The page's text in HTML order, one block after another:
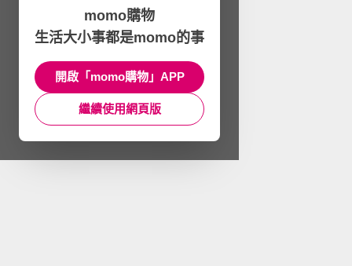
momo購物
生活大小事都是momo的事
開啟「momo購物」APP
繼續使用網頁版